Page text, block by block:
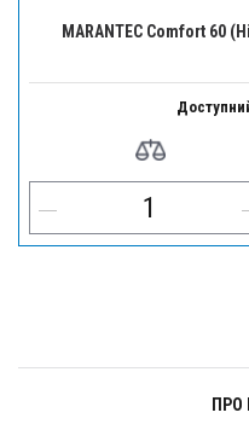
MARANTEC Comfort 60
ПРО